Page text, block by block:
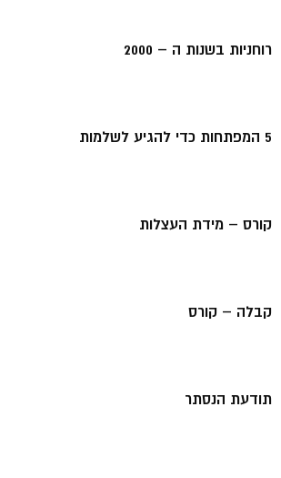
רוחניות בשנות ה – 2000
5 המפתחות כדי להגיע לשלמות
קורס – מידת העצלות
קבלה – קורס
תודעת הנסתר